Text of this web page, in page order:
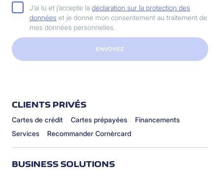
J’ai lu et j’accepte la déclaration sur la protection des
données et je donne mon consentement au traitement de
mes données personnelles.
ENVOYEZ
CLIENTS PRIVÉS
Cartes de crédit Cartes prépayées
Financements
Services
Recommander Cornèrcard
BUSINESS SOLUTIONS